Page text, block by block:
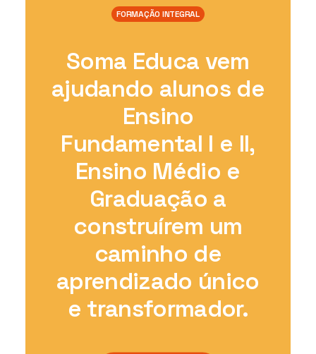
FORMAÇÃO INTEGRAL
Soma Educa vem
ajudando alunos de
Ensino
Fundamental I e II,
Ensino Médio e
Graduação a
construírem um
caminho de
aprendizado único
e transformador.